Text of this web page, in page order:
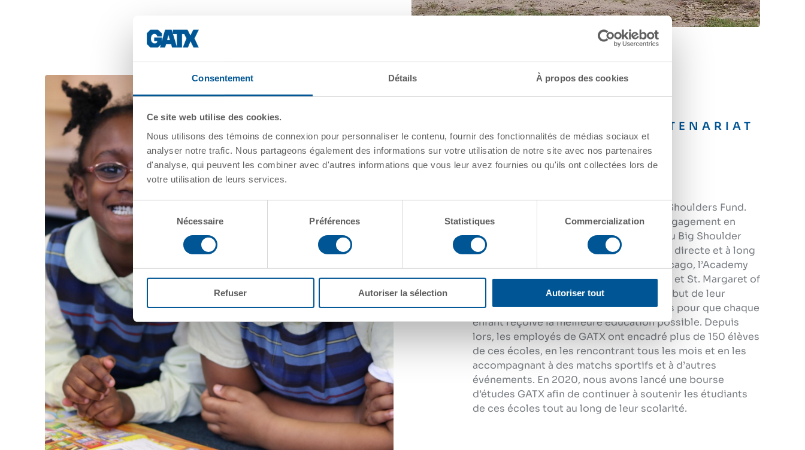
Sélection
POINTS FORTS DU PARTENARIAT
Big Shoulders Fund
GATX soutient depuis longtemps le Big Shoulders Fund.
En 2015, nous avons approfondi notre engagement en
participant au programme de mécénat du Big Shoulder
Fund. Cela a permis d’établir une relation directe et à long
terme entre GATX et deux écoles de Chicago, l’Academy
of St. Benedict the African, à Englewood, et St. Margaret of
Scotland, à Washington Heights, dans le but de leur
fournir les outils et les fonds nécessaires pour que chaque
enfant reçoive la meilleure éducation possible. Depuis
lors, les employés de GATX ont encadré plus de 150 élèves
de ces écoles, en les rencontrant tous les mois et en les
accompagnant à des matchs sportifs et à d’autres
événements. En 2020, nous avons lancé une bourse
d’études GATX afin de continuer à soutenir les étudiants
de ces écoles tout au long de leur scolarité.